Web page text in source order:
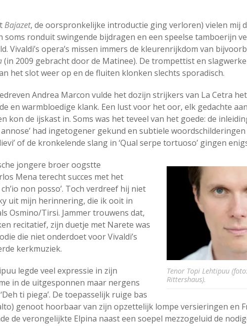
Bajazet, de oorspronkelijke introductie ging verloren) vielen mij
soms ronduit swingende bijdragen en een speelse tamboerijn
Vivaldi’s opera’s missen immers de kleurenrijkdom van
(in 2009 gebracht door de Matinee). De trompettist en
het slot weer op en de fluiten klonken slechts sporadisch.
Andrea Marcon vulde het dozijn strijkers van La Cetra
en warmbloedige klank. Een lust voor het oor, elk gedachte aan
kon de ijskast in. Soms was het teveel van het goede: de
annose’ had ingetogener gekund en subtiele woordschilderingen
of de kronkelende slang in ‘Qual serpe tortuoso’ gingen
Tenor Topi Lehtipuu
Rittershaus).
jongere broer oogstte
Mena terecht succes met het
ch’io non posso’. Toch verdreef hij niet
uit mijn herinnering, die ik ooit in
Osmino/Tirsi. Jammer trouwens dat,
recitatief, zijn duetje met Narete was
die niet onderdoet voor Vivaldi’s
kerkmuziek.
legde veel expressie in zijn
in de uitgesponnen maar nergens
ti piega’. De toepasselijk ruige bas
genoot hoorbaar van zijn opzettelijk lompe versieringen en
de verongelijkte Elpina naast een soepel mezzogeluid de